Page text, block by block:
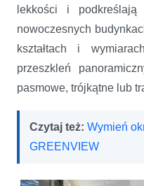
lekkości i
nowoczesnych
kształtach i
przeszkleń
pasmowe, trójkątne lub
Czytaj też: Wymień
GREENVIEW